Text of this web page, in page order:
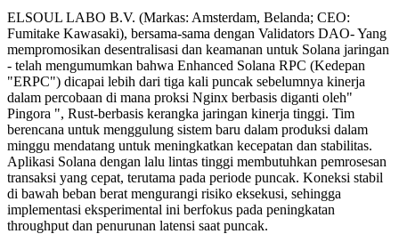
ELSOUL LABO B.V. (Markas: Amsterdam, Belanda; CEO:
Fumitake Kawasaki), bersama-sama dengan Validators DAO- Yang
mempromosikan desentralisasi dan keamanan untuk Solana jaringan
- telah mengumumkan bahwa Enhanced Solana RPC (Kedepan
"ERPC") dicapai lebih dari tiga kali puncak sebelumnya kinerja
dalam percobaan di mana proksi Nginx berbasis diganti oleh"
Pingora ", Rust-berbasis kerangka jaringan kinerja tinggi. Tim
berencana untuk menggulung sistem baru dalam produksi dalam
minggu mendatang untuk meningkatkan kecepatan dan stabilitas.
Aplikasi Solana dengan lalu lintas tinggi membutuhkan pemrosesan
transaksi yang cepat, terutama pada periode puncak. Koneksi stabil
di bawah beban berat mengurangi risiko eksekusi, sehingga
implementasi eksperimental ini berfokus pada peningkatan
throughput dan penurunan latensi saat puncak.